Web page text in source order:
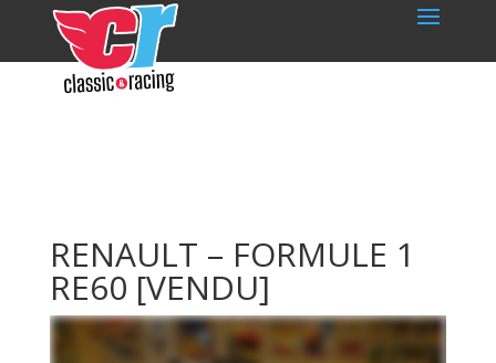
RENAULT – FORMULE 1
RE60 [VENDU]